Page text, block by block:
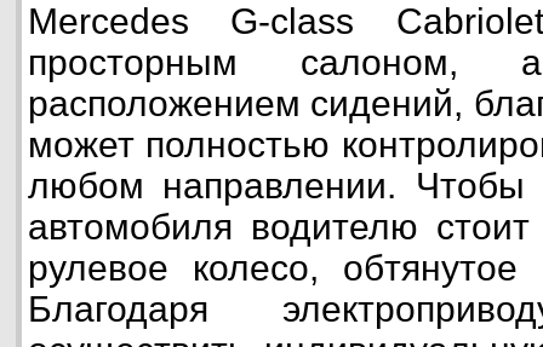
Mercedes G-class
просторным салоном,
расположением сидений,
может полностью
любом направлении. Чтобы
автомобиля водителю
рулевое колесо, обтянутое
Благодаря